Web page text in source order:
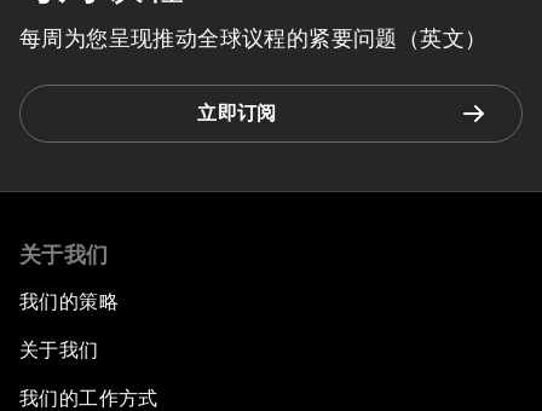
每周为您呈现推动全球议程的紧要问题（英文）
立即订阅
关于我们
我们的策略
关于我们
我们的工作方式